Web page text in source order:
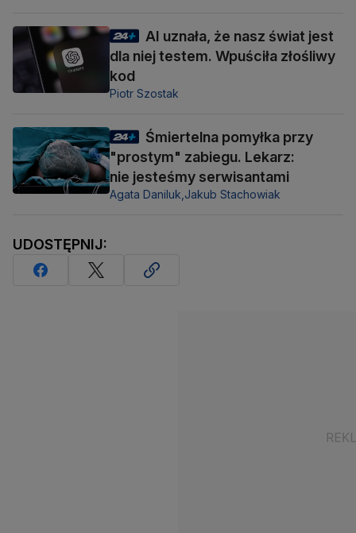
AI uznała, że nasz świat jest
dla niej testem. Wpuściła złośliwy
kod
Piotr Szostak
Śmiertelna pomyłka przy
"prostym" zabiegu. Lekarz:
nie jesteśmy serwisantami
Agata Daniluk, Jakub Stachowiak
UDOSTĘPNIJ: